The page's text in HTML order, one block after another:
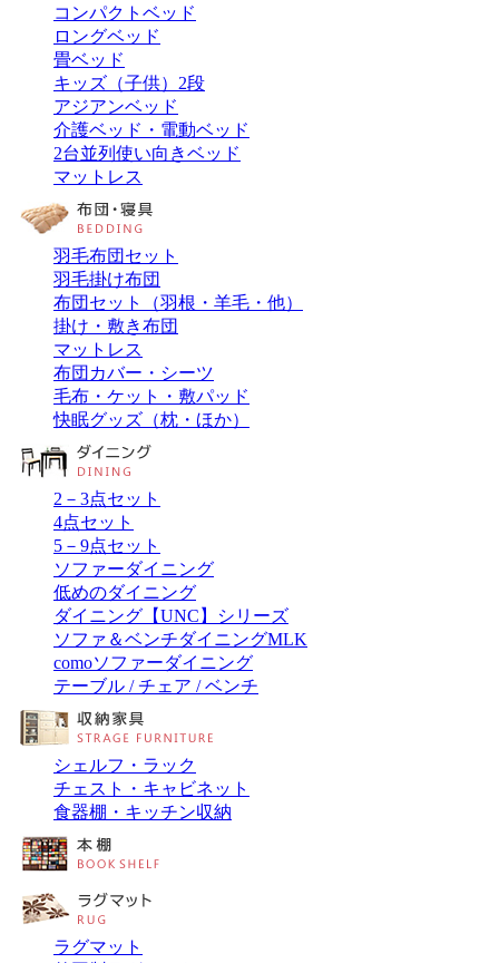
コンパクトベッド
ロングベッド
畳ベッド
キッズ（子供）2段
アジアンベッド
介護ベッド・電動ベッド
2台並列使い向きベッド
マットレス
羽毛布団セット
羽毛掛け布団
布団セット（羽根・羊毛・他）
掛け・敷き布団
マットレス
布団カバー・シーツ
毛布・ケット・敷パッド
快眠グッズ（枕・ほか）
2－3点セット
4点セット
5－9点セット
ソファーダイニング
低めのダイニング
ダイニング【UNC】シリーズ
ソファ＆ベンチダイニングMLK
comoソファーダイニング
テーブル / チェア / ベンチ
シェルフ・ラック
チェスト・キャビネット
食器棚・キッチン収納
ラグマット